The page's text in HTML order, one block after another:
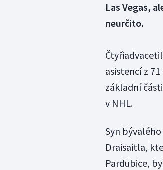
Las Vegas,
neurčito.
asistencí z
základní
v NHL.
Syn
Draisaitla,
Pardubice,